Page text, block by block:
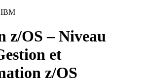
IBM
z/OS – Niveau
et
z/OS